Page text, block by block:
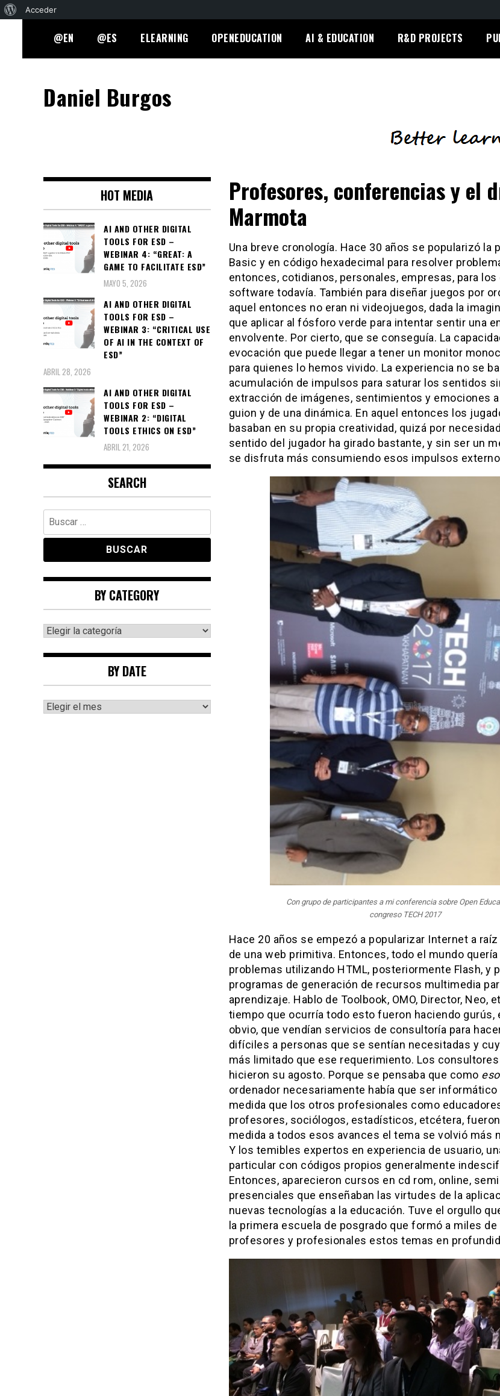
Acerca
Acceder
content
@EN @ES ELEARNING OPENEDUCATION AI & EDUCATION R&D PROJECTS
Daniel Burgos
Profesores, conferencias y el
Marmota
Una breve cronología. Hace 30 años se popularizó la
Basic y en código hexadecimal para resolver
entonces, cotidianos, personales, empresas, para
software todavía. También para diseñar juegos por
aquel entonces no eran ni videojuegos, dada la
que aplicar al fósforo verde para intentar sentir una
envolvente. Por cierto, que se conseguía. La
evocación que puede llegar a tener un monitor
para quienes lo hemos vivido. La experiencia no se
acumulación de impulsos para saturar los sentidos
extracción de imágenes, sentimientos y emociones
guion y de una dinámica. En aquel entonces los
basaban en su propia creatividad, quizá por
sentido del jugador ha girado bastante, y sin ser un
se disfruta más consumiendo esos impulsos
Con grupo de participantes a mi conferencia sobre Open
congreso TECH 2017
Hace 20 años se empezó a popularizar Internet a
de una web primitiva. Entonces, todo el mundo
problemas utilizando HTML, posteriormente Flash, y
programas de generación de recursos multimedia
aprendizaje. Hablo de Toolbook, OMO, Director, Neo,
tiempo que ocurría todo esto fueron haciendo gurús,
obvio, que vendían servicios de consultoría para
difíciles a personas que se sentían necesitadas y
más limitado que ese requerimiento. Los
hicieron su agosto. Porque se pensaba que como eso
ordenador necesariamente había que ser
medida que los otros profesionales como
profesores, sociólogos, estadísticos, etcétera,
medida a todos esos avances el tema se volvió más
Y los temibles expertos en experiencia de usuario,
particular con códigos propios generalmente
Entonces, aparecieron cursos en cd rom, online,
presenciales que enseñaban las virtudes de la
nuevas tecnologías a la educación. Tuve el orgullo
la primera escuela de posgrado que formó a miles
profesores y profesionales estos temas en
HOT MEDIA
AI AND OTHER DIGITAL
TOOLS FOR ESD –
WEBINAR 4: “GREAT: A
GAME TO FACILITATE ESD”
MAYO 5, 2026
AI AND OTHER DIGITAL
TOOLS FOR ESD –
WEBINAR 3: “CRITICAL USE
OF AI IN THE CONTEXT OF
ESD”
ABRIL 28, 2026
AI AND OTHER DIGITAL
TOOLS FOR ESD –
WEBINAR 2: “DIGITAL
TOOLS ETHICS ON ESD”
ABRIL 21, 2026
SEARCH
Buscar:
BY CATEGORY
By
BY DATE
By